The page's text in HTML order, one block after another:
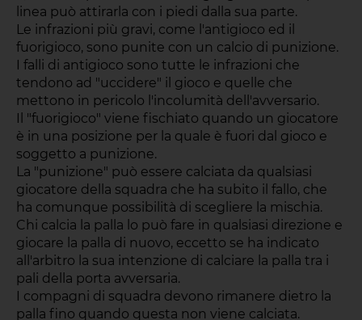
linea può attirarla con i piedi dalla sua parte.
Le infrazioni più gravi, come l'antigioco ed il
fuorigioco, sono punite con un calcio di punizione.
I falli di antigioco sono tutte le infrazioni che
tendono ad "uccidere" il gioco e quelle che
mettono in pericolo l'incolumità dell'avversario.
Il "fuorigioco" viene fischiato quando un giocatore
è in una posizione per la quale è fuori dal gioco e
soggetto a punizione.
La "punizione" può essere calciata da qualsiasi
giocatore della squadra che ha subito il fallo, che
ha comunque possibilità di scegliere la mischia.
Chi calcia la palla lo può fare in qualsiasi direzione e
giocare la palla di nuovo, eccetto se ha indicato
all'arbitro la sua intenzione di calciare la palla tra i
pali della porta avversaria.
I compagni di squadra devono rimanere dietro la
palla fino quando questa non viene calciata.